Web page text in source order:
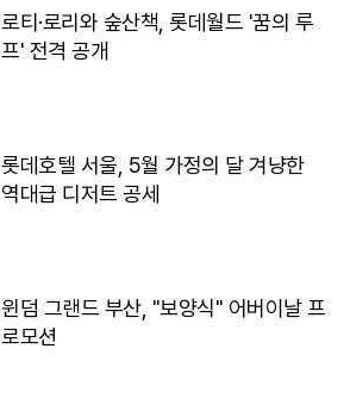
로티·로리와 숲산책, 롯데월드 '꿈의 루
프' 전격 공개
롯데호텔 서울, 5월 가정의 달 겨냥한
역대급 디저트 공세
윈덤 그랜드 부산, "보양식" 어버이날 프
로모션